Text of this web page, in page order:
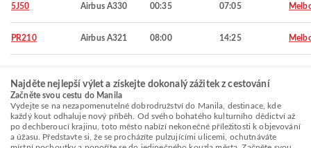
5J50 Airbus A330 00:35 07:05
PR210 Airbus A321 08:00 14:25
Najděte nejlepší výlet a získejte dokonalý zážitek z cestování
Začněte svou cestu do Manila
Vydejte se na nezapomenutelné dobrodružství do Manila, destinace, kde
každý kout odhaluje nový příběh. Od svého bohatého kulturního dědictví až
po dechberoucí krajinu, toto město nabízí nekonečné příležitosti k objevování
a úžasu. Představte si, že se procházíte pulzujícími ulicemi, ochutnáváte